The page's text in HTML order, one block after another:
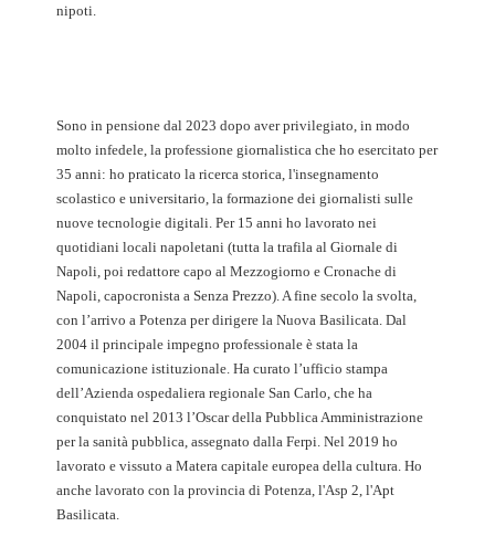
nipoti.
Sono in pensione dal 2023 dopo aver privilegiato, in modo
molto infedele, la professione giornalistica che ho esercitato per
35 anni: ho praticato la ricerca storica, l'insegnamento
scolastico e universitario, la formazione dei giornalisti sulle
nuove tecnologie digitali. Per 15 anni ho lavorato nei
quotidiani locali napoletani (tutta la trafila al Giornale di
Napoli, poi redattore capo al Mezzogiorno e Cronache di
Napoli, capocronista a Senza Prezzo). A fine secolo la svolta,
con l’arrivo a Potenza per dirigere la Nuova Basilicata. Dal
2004 il principale impegno professionale è stata la
comunicazione istituzionale. Ha curato l’ufficio stampa
dell’Azienda ospedaliera regionale San Carlo, che ha
conquistato nel 2013 l’Oscar della Pubblica Amministrazione
per la sanità pubblica, assegnato dalla Ferpi. Nel 2019 ho
lavorato e vissuto a Matera capitale europea della cultura. Ho
anche lavorato con la provincia di Potenza, l'Asp 2, l'Apt
Basilicata.